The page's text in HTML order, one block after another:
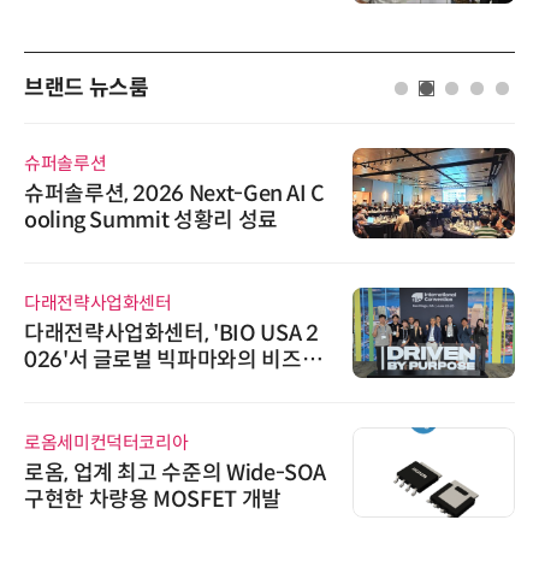
브랜드 뉴스룸
슈퍼솔루션
슈퍼솔루션, 2026 Next-Gen AI C
ooling Summit 성황리 성료
다래전략사업화센터
다래전략사업화센터, 'BIO USA 2
026'서 글로벌 빅파마와의 비즈니
로옴세미컨덕터코리아
로옴, 업계 최고 수준의 Wide-SOA
구현한 차량용 MOSFET 개발